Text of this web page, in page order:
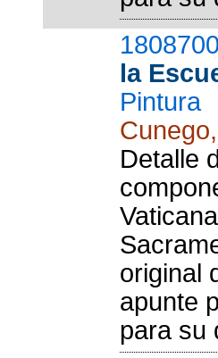
la
Pintura
Detalle
original
apunte
para su